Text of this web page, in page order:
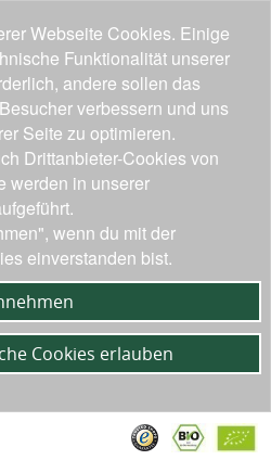
Webseite Cookies. Einige
Funktionalität unserer
andere sollen das
verbessern und uns
Seite zu optimieren.
Drittanbieter-Cookies von
werden in unserer
wenn du mit der
einverstanden bist.
Cookies erlauben